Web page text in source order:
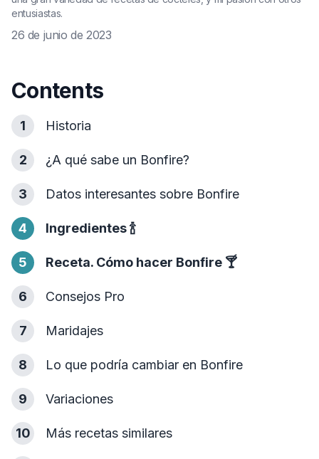
entusiastas.
26 de junio de 2023
Contents
1 Historia
2 ¿A qué sabe un Bonfire?
3 Datos interesantes sobre Bonfire
4 Ingredientes🍾
5 Receta. Cómo hacer Bonfire 🍸
6 Consejos Pro
7 Maridajes
8 Lo que podría cambiar en Bonfire
9 Variaciones
10 Más recetas similares